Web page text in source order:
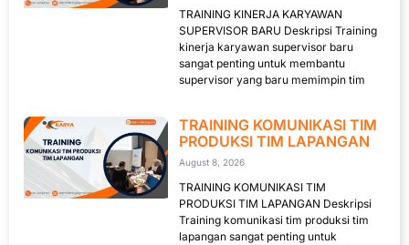
TRAINING KINERJA KARYAWAN
SUPERVISOR BARU Deskripsi Training
kinerja karyawan supervisor baru
sangat penting untuk membantu
supervisor yang baru memimpin tim
TRAINING KOMUNIKASI TIM
PRODUKSI TIM LAPANGAN
August 8, 2026
TRAINING KOMUNIKASI TIM
PRODUKSI TIM LAPANGAN Deskripsi
Training komunikasi tim produksi tim
lapangan sangat penting untuk